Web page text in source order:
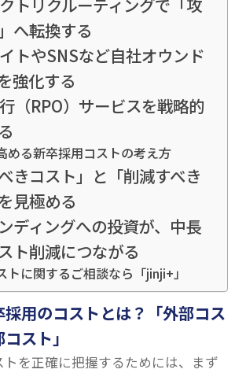
トリクルーティングで「攻
へ転換する
トやSNSなど自社オウンド
強化する
（RPO）サービスを戦略的
める新卒採用コストの考え方
きコスト」と「削減すべき
見極める
ディングへの投資が、中長
ト削減につながる
トに関するご相談なら「jinji+」
採用のコストとは？「外部コス
スト」
を正確に把握するためには、まず